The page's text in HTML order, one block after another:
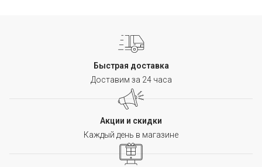
Быстрая доставка
Доставим за 24 часа
Акции и скидки
Каждый день в магазине